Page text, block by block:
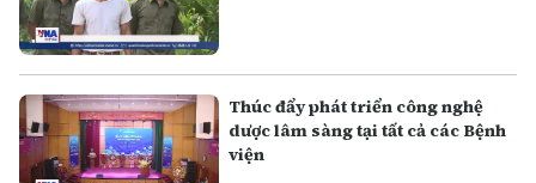
Thúc đẩy phát triển công nghệ
dược lâm sàng tại tất cả các Bệnh
viện